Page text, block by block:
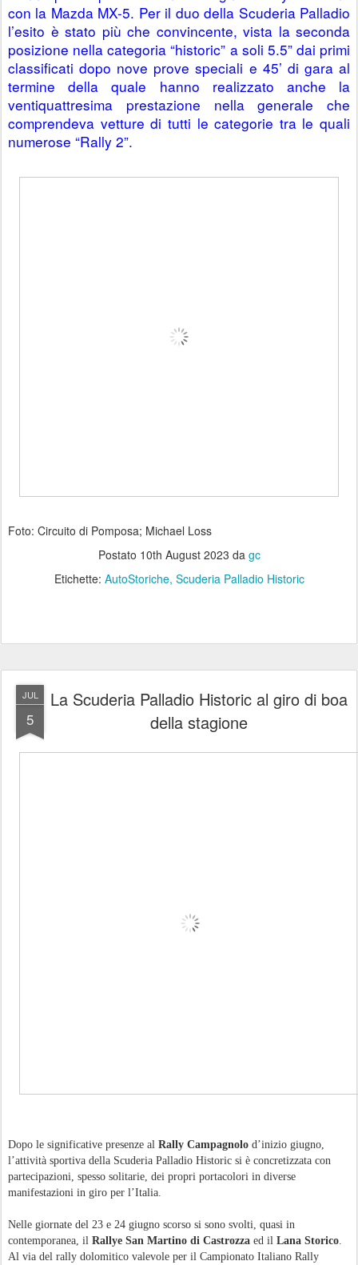
con la Mazda MX-5. Per il duo della Scuderia Palladio
l’esito è stato più che convincente, vista la seconda
posizione nella categoria “historic” a soli 5.5” dai primi
classificati dopo nove prove speciali e 45’ di gara al
termine della quale hanno realizzato anche la
ventiquattresima prestazione nella generale che
comprendeva vetture di tutti le categorie tra le quali
numerose “Rally 2”.
Foto: Circuito di Pomposa; Michael Loss
Postato 10th August 2023 da gc
Etichette: AutoStoriche Scuderia Palladio Historic
JUL
5
La Scuderia Palladio Historic al giro di boa
della stagione
Dopo le significative presenze al Rally Campagnolo d’inizio giugno,
l’attività sportiva della Scuderia Palladio Historic si è concretizzata con
partecipazioni, spesso solitarie, dei propri portacolori in diverse
manifestazioni in giro per l’Italia.
Nelle giornate del 23 e 24 giugno scorso si sono svolti, quasi in
contemporanea, il Rallye San Martino di Castrozza ed il Lana Storico
Al via del rally dolomitico valevole per il Campionato Italiano Rally